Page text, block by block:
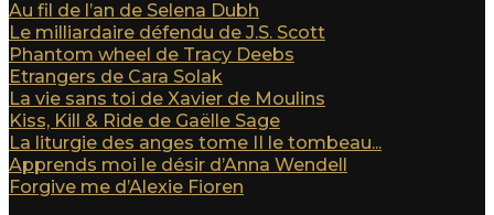
Au fil de l’an de Selena Dubh
Le milliardaire défendu de J.S. Scott
Phantom wheel de Tracy Deebs
Etrangers de Cara Solak
La vie sans toi de Xavier de Moulins
Kiss, Kill & Ride de Gaëlle Sage
La liturgie des anges tome II le tombeau...
Apprends moi le désir d’Anna Wendell
Forgive me d’Alexie Fioren